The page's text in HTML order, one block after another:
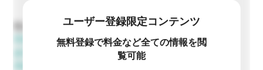
他にも以下の実施が可能です
溶血性試験
ユーザー登録限定コンテンツ
無料登録で料金など全ての情報を閲
覧可能